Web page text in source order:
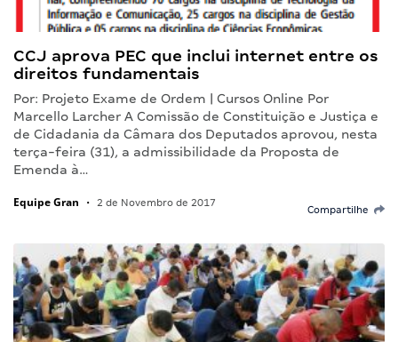
CCJ aprova PEC que inclui internet entre os
direitos fundamentais
Por: Projeto Exame de Ordem | Cursos Online Por
Marcello Larcher A Comissão de Constituição e Justiça e
de Cidadania da Câmara dos Deputados aprovou, nesta
terça-feira (31), a admissibilidade da Proposta de
Emenda à…
Equipe Gran • 2 de Novembro de 2017
Compartilhe